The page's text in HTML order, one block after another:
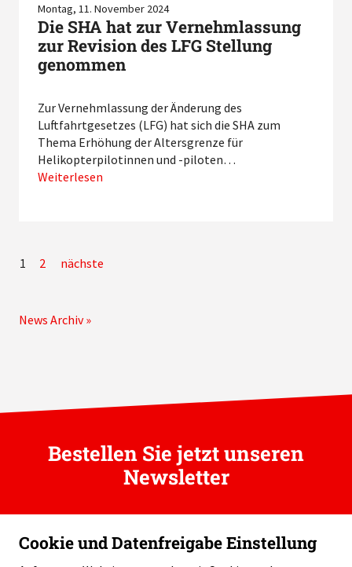
Montag, 11. November 2024
Die SHA hat zur Vernehmlassung
zur Revision des LFG Stellung
genommen
Zur Vernehmlassung der Änderung des
Luftfahrtgesetzes (LFG) hat sich die SHA zum
Thema Erhöhung der Altersgrenze für
Helikopterpilotinnen und -piloten…
Weiterlesen
1 2 nächste
News Archiv »
Bestellen Sie jetzt unseren
Newsletter
Cookie und Datenfreigabe Einstellung